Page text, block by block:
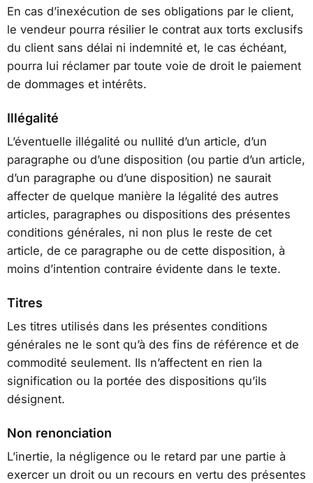
En cas d’inexécution de ses obligations par le client,
le vendeur pourra résilier le contrat aux torts exclusifs
du client sans délai ni indemnité et, le cas échéant,
pourra lui réclamer par toute voie de droit le paiement
de dommages et intérêts.
Illégalité
L’éventuelle illégalité ou nullité d’un article, d’un
paragraphe ou d’une disposition (ou partie d’un article,
d’un paragraphe ou d’une disposition) ne saurait
affecter de quelque manière la légalité des autres
articles, paragraphes ou dispositions des présentes
conditions générales, ni non plus le reste de cet
article, de ce paragraphe ou de cette disposition, à
moins d’intention contraire évidente dans le texte.
Titres
Les titres utilisés dans les présentes conditions
générales ne le sont qu’à des fins de référence et de
commodité seulement. Ils n’affectent en rien la
signification ou la portée des dispositions qu’ils
désignent.
Non renonciation
L’inertie, la négligence ou le retard par une partie à
exercer un droit ou un recours en vertu des présentes